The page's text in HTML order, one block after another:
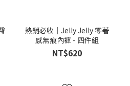
熱銷必收｜Jelly Jelly 零著
感無痕內褲 - 四件組
NT$620